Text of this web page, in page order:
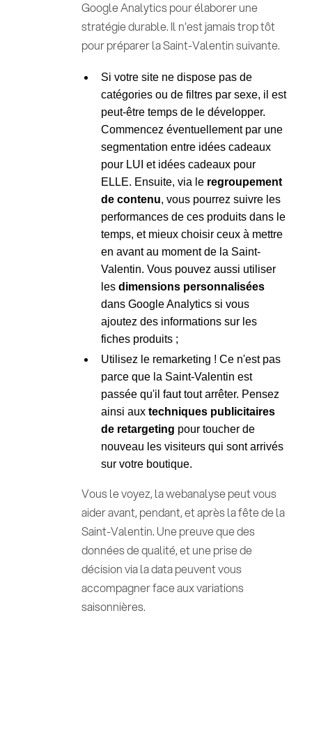
Google Analytics pour élaborer une
stratégie durable. Il n'est jamais trop tôt
pour préparer la Saint-Valentin suivante.
Si votre site ne dispose pas de
catégories ou de filtres par sexe, il est
peut-être temps de le développer.
Commencez éventuellement par une
segmentation entre idées cadeaux
pour LUI et idées cadeaux pour
ELLE. Ensuite, via le regroupement
de contenu, vous pourrez suivre les
performances de ces produits dans le
temps, et mieux choisir ceux à mettre
en avant au moment de la Saint-
Valentin. Vous pouvez aussi utiliser
les dimensions personnalisées
dans Google Analytics si vous
ajoutez des informations sur les
fiches produits ;
Utilisez le remarketing ! Ce n'est pas
parce que la Saint-Valentin est
passée qu'il faut tout arrêter. Pensez
ainsi aux techniques publicitaires
de retargeting pour toucher de
nouveau les visiteurs qui sont arrivés
sur votre boutique.
Vous le voyez, la webanalyse peut vous
aider avant, pendant, et après la fête de la
Saint-Valentin. Une preuve que des
données de qualité, et une prise de
décision via la data peuvent vous
accompagner face aux variations
saisonnières.